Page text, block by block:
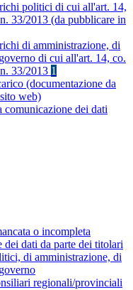
politici di cui all'art. 14,
33/2013 (da pubblicare in
di amministrazione, di
di cui all'art. 14, co.
33/2013 1
(documentazione da
web)
comunicazione dei dati
o incompleta
dei dati da parte dei titolari
di amministrazione, di
regionali/provinciali